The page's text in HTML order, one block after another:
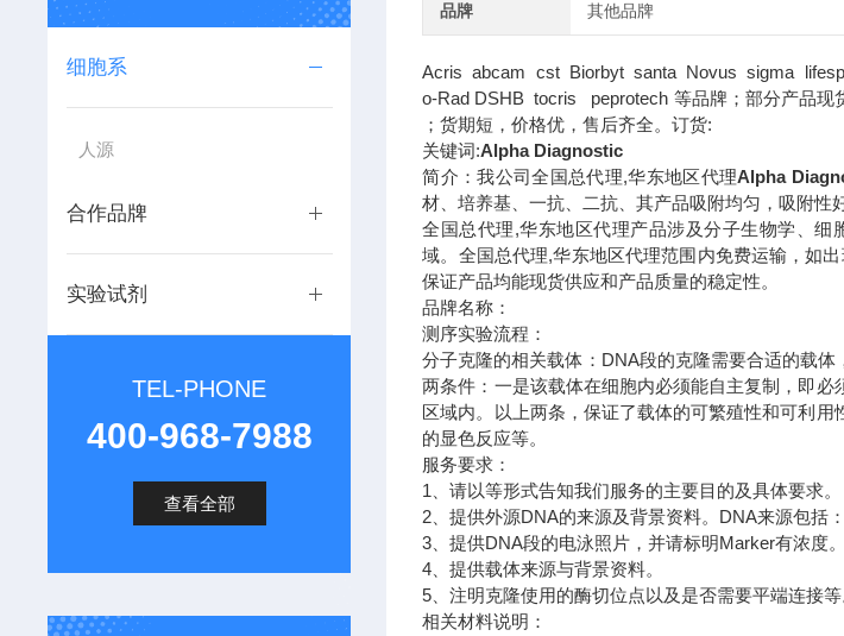
细胞系
人源
合作品牌
实验试剂
TEL-PHONE
400-968-7988
查看全部
品牌 其他品牌
Acris abcam cst Biorbyt santa Novus sigma
o-Rad DSHB tocris peprotech 等品牌；部分产品
；货期短，价格优，售后齐全。订货:
关键词:Alpha Diagnostic
简介：我公司全国总代理,华东地区代理Alpha
材、培养基、一抗、二抗、其产品吸附均匀，吸附性
全国总代理,华东地区代理产品涉及分子生物学、细
域。全国总代理,华东地区代理范围内免费运输，如
保证产品均能现货供应和产品质量的稳定性。
品牌名称：
测序实验流程：
分子克隆的相关载体：DNA段的克隆需要合适的载
两条件：一是该载体在细胞内必须能自主复制，即
区域内。以上两条，保证了载体的可繁殖性和可利
的显色反应等。
服务要求：
1、请以等形式告知我们服务的主要目的及具体要求。
2、提供外源DNA的来源及背景资料。DNA来源包括
3、提供DNA段的电泳照片，并请标明Marker有浓度。
4、提供载体来源与背景资料。
5、注明克隆使用的酶切位点以及是否需要平端连接等
相关材料说明：